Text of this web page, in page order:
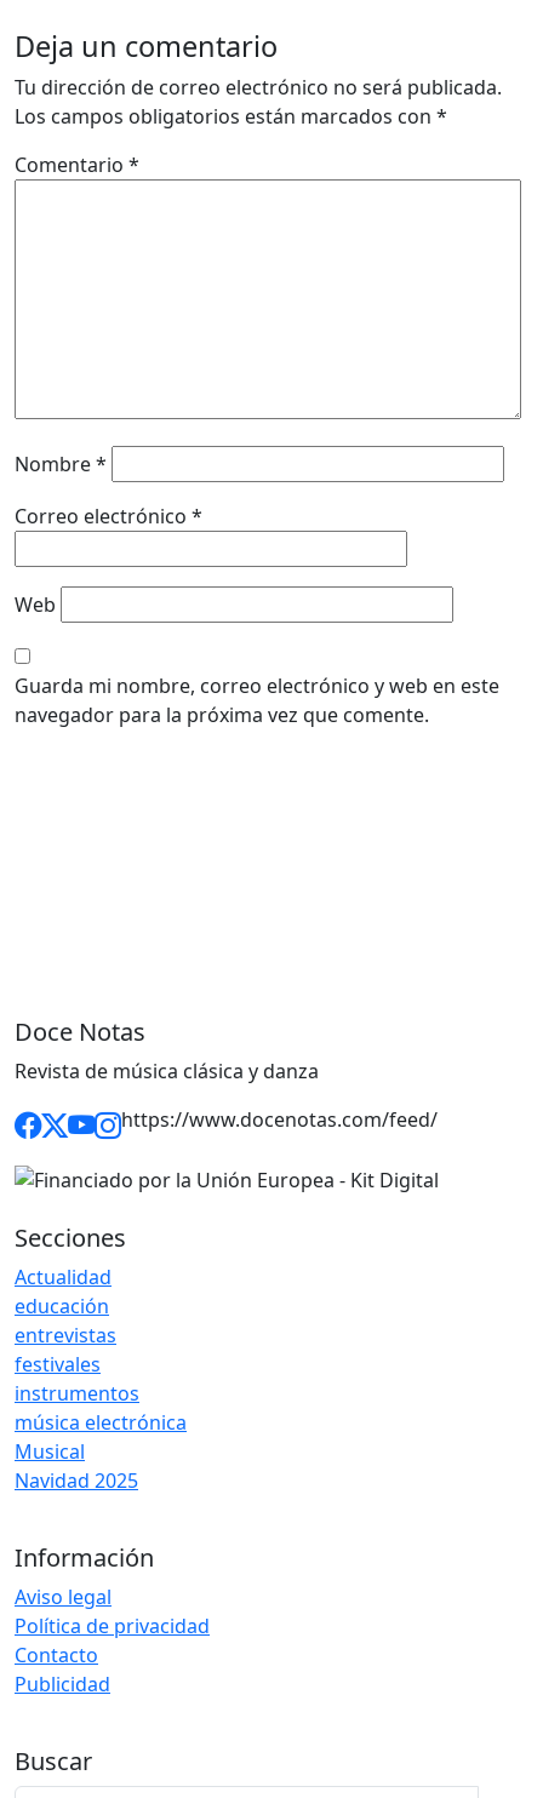
Deja un comentario
Tu dirección de correo electrónico no será publicada.
Los campos obligatorios están marcados con *
Comentario *
Nombre*
Correo electrónico *
Web
Guarda mi nombre, correo electrónico y web en este
navegador para la próxima vez que comente.
Doce Notas
Revista de música clásica y danza
https://www.docenotas.com/feed/
Secciones
Actualidad
educación
entrevistas
festivales
instrumentos
música electrónica
Musical
Navidad 2025
Información
Aviso legal
Política de privacidad
Contacto
Publicidad
Buscar